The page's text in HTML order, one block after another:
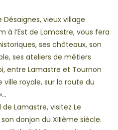
vieux village
l’Est de Lamastre, vous fera
ses châteaux, son
ses ateliers de métiers
entre Lamastre et Tournon
ville royale, sur la route du
de Lamastre, visitez Le
donjon du XIIIème siècle.